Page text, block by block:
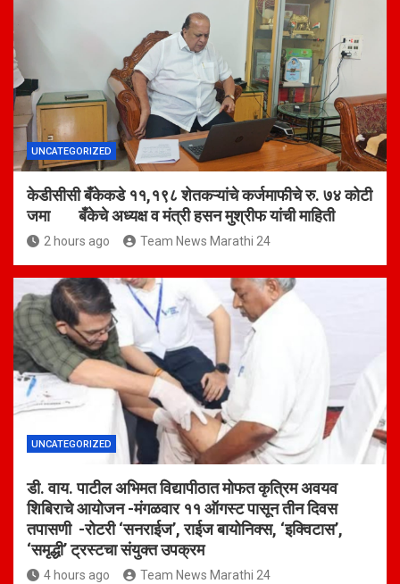
UNCATEGORIZED
केडीसीसी बँकेकडे ११,१९८ शेतकऱ्यांचे कर्जमाफीचे रु. ७४ कोटी
जमा बँकेचे अध्यक्ष व मंत्री हसन मुश्रीफ यांची माहिती
2 hours ago Team News Marathi 24
UNCATEGORIZED
डी. वाय. पाटील अभिमत विद्यापीठात मोफत कृत्रिम अवयव
शिबिराचे आयोजन -मंगळवार ११ ऑगस्ट पासून तीन दिवस
तपासणी -रोटरी ‘सनराईज’, राईज बायोनिक्स, ‘इक्विटास’,
‘समृद्धी’ ट्रस्टचा संयुक्त उपक्रम
4 hours ago Team News Marathi 24